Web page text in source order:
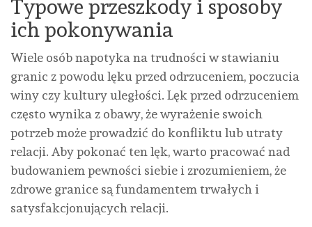
Typowe przeszkody i sposoby
ich pokonywania
Wiele osób napotyka na trudności w stawianiu
granic z powodu lęku przed odrzuceniem, poczucia
winy czy kultury uległości. Lęk przed odrzuceniem
często wynika z obawy, że wyrażenie swoich
potrzeb może prowadzić do konfliktu lub utraty
relacji. Aby pokonać ten lęk, warto pracować nad
budowaniem pewności siebie i zrozumieniem, że
zdrowe granice są fundamentem trwałych i
satysfakcjonujących relacji.